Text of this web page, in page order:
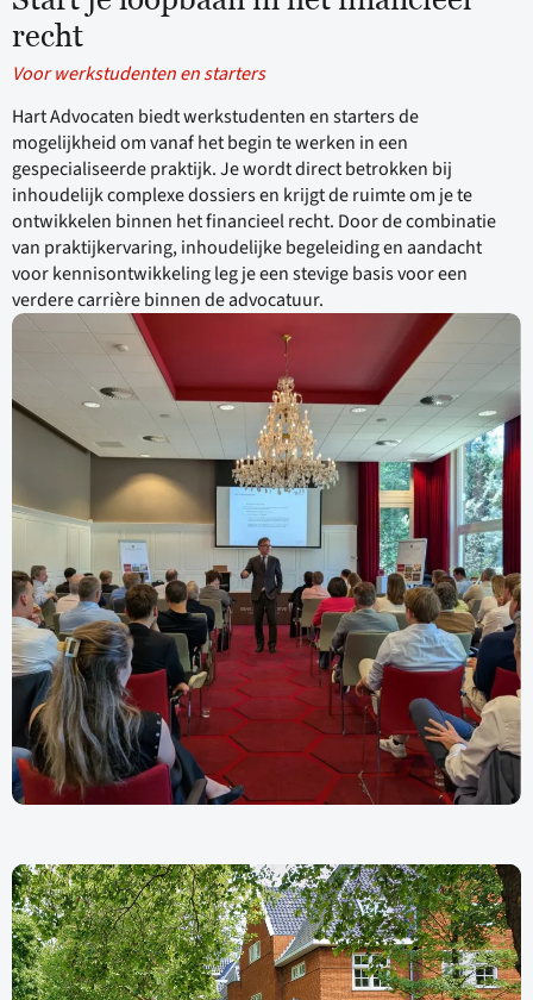
recht
Voor werkstudenten en starters
Hart Advocaten biedt werkstudenten en starters de
mogelijkheid om vanaf het begin te werken in een
gespecialiseerde praktijk. Je wordt direct betrokken bij
inhoudelijk complexe dossiers en krijgt de ruimte om je te
ontwikkelen binnen het financieel recht. Door de combinatie
van praktijkervaring, inhoudelijke begeleiding en aandacht
voor kennisontwikkeling leg je een stevige basis voor een
verdere carrière binnen de advocatuur.